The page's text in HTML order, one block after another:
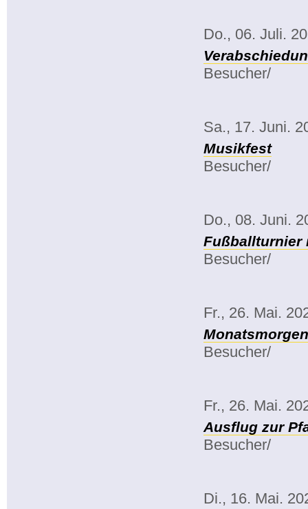
Do., 06. Juli.
Besucher/
Sa., 17. Juni.
Musikfest
Besucher/
Do., 08. Juni.
Fußballturnier
Besucher/
Fr., 26. Mai.
Besucher/
Fr., 26. Mai.
Ausflug zur
Besucher/
Di., 16. Mai.